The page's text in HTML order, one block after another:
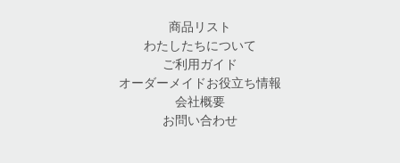
商品リスト
わたしたちについて
ご利用ガイド
オーダーメイドお役立ち情報
会社概要
お問い合わせ